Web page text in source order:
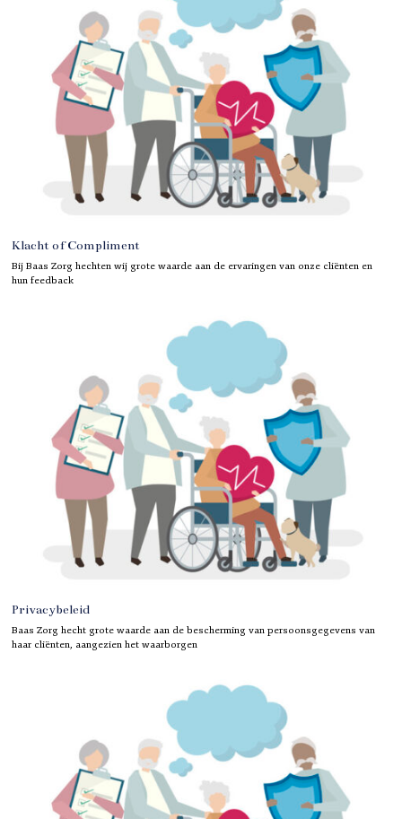
Klacht of Compliment
Bij Baas Zorg hechten wij grote waarde aan de ervaringen van onze cliënten en
hun feedback
Privacybeleid
Baas Zorg hecht grote waarde aan de bescherming van persoonsgegevens van
haar cliënten, aangezien het waarborgen